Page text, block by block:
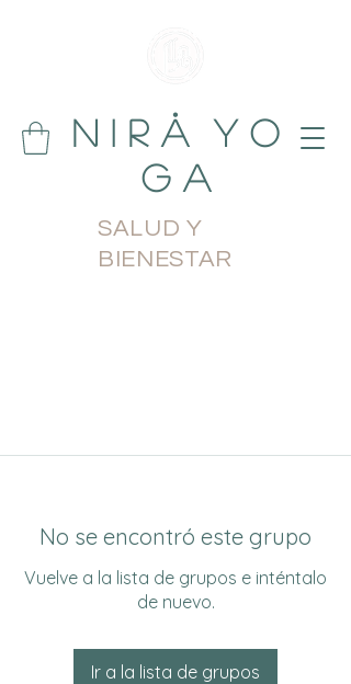
N i r å Y o
g a
SALUD Y
BIENESTAR
No se encontró este grupo
Vuelve a la lista de grupos e inténtalo
de nuevo.
Ir a la lista de grupos